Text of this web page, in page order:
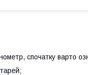
спочатку варто